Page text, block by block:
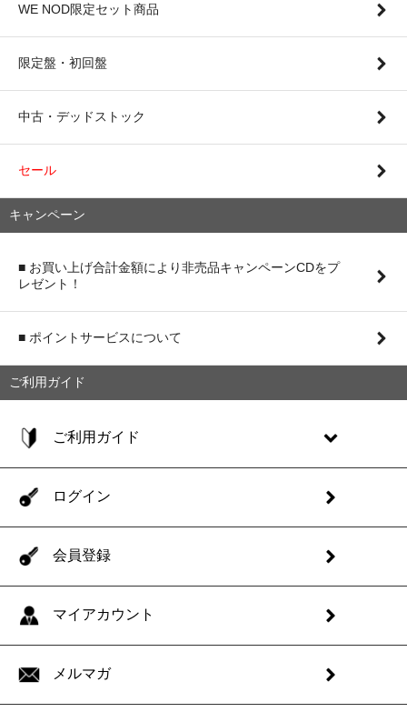
WE NOD限定セット商品
限定盤・初回盤
中古・デッドストック
セール
キャンペーン
■ お買い上げ合計金額により非売品キャンペーンCDをプ
レゼント！
■ ポイントサービスについて
ご利用ガイド
ご利用ガイド
ログイン
会員登録
マイアカウント
メルマガ